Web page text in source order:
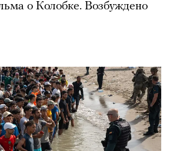
о Колобке. Возбуждено